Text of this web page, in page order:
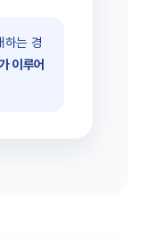
하는 경
이루어